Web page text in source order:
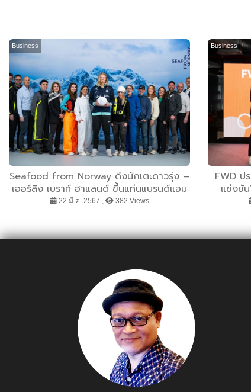
Business
Seafood from Norway ดึงนักเตะดาวรุ่ง –
เออร์ลิง เบราท์ ฮาแลนด์ ขึ้นแท่นแบรนด์แอม
บาสเดอร์
22 มี.ค. 2567 , 382 Views
Business
FWD ป
แข่งขั
2023”